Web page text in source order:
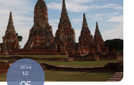
2014
12